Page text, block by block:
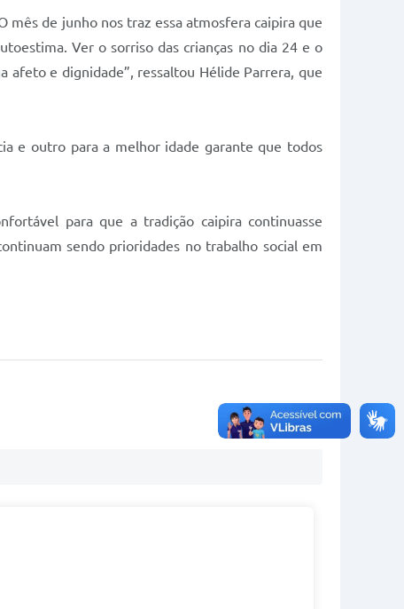
mês de junho nos traz essa atmosfera caipira que
Ver o sorriso das crianças no dia 24 e o
afeto e dignidade”, ressaltou Hélide Parrera, que
e outro para a melhor idade garante que todos
para que a tradição caipira continuasse
sendo prioridades no trabalho social em